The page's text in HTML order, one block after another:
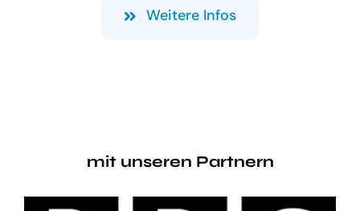
Weitere Infos
mit unseren Partnern